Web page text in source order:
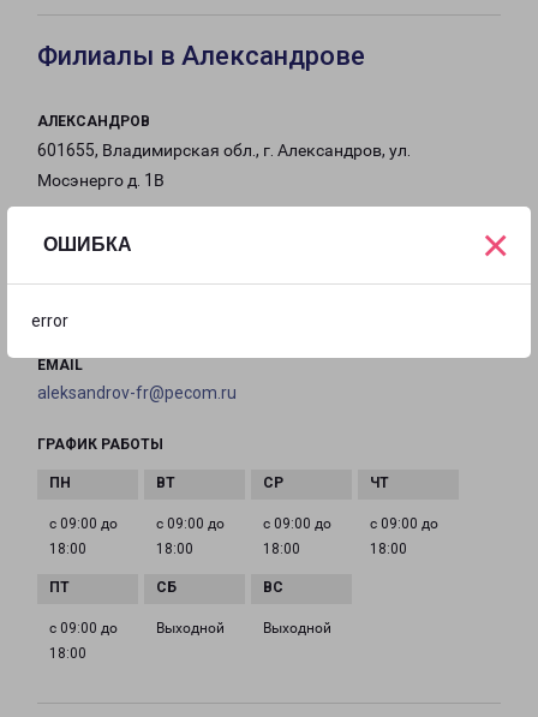
ОШИБКА
error
×
Филиалы в Александрове
АЛЕКСАНДРОВ
601655, Владимирская обл., г. Александров, ул.
Мосэнерго д. 1В
на карте
ТЕЛЕФОН
8(49244) 6-96-40
EMAIL
aleksandrov-fr@pecom.ru
ГРАФИК РАБОТЫ
с 09:00 до
18:00
с 09:00 до
18:00
с 09:00 до
18:00
с 09:00 до
18:00
с 09:00 до
18:00
Выходной Выходной